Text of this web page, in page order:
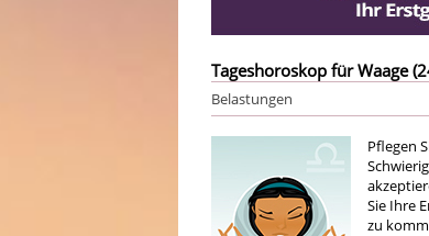
Tageshoroskop für Waage
Belastungen
Pflegen
Sie Ihre
zu